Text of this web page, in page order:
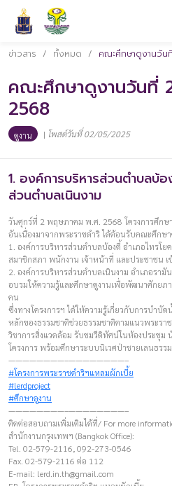
ข่าวสาร / ทั้งหมด / คณะศึกษาดูงานวั
คณะศึกษาดูงานวันที่
2568
ดูงาน | โพสต์วันที่ 02/05/2025
1. องค์การบริหารส่วนตำบลบ้
ส่วนตำบลเนินงาม
วันศุกร์ที่ 2 พฤษภาคม พ.ศ. 2568 โครงการศึก
อันเนื่องมาจากพระราชดำริ ได้ต้อนรับคณะศึกษ
1. องค์การบริหารส่วนตำบลบ้องตี้ อำเภอไทรโ
สมาชิกสภา พนักงาน เจ้าหน้าที่ และประชาชน
2. องค์การบริหารส่วนตำบลเนินงาม อำเภอรามั
อบรมให้ความรู้และศึกษาดูงานเพื่อพัฒนาศักยภ
คน
ซึ่งทางโครงการฯ ได้ให้ความรู้เกี่ยวกับการบำบั
หลักของธรรมชาติช่วยธรรมชาติตามแนวพระรา
วิชาการสิ่งแวดล้อม รับชมวีดิทัศน์ในห้องประชุม
โครงการ พร้อมศึกษาระบบนิเวศป่าชายเลนธรร
————————–————————–
#โครงการพระราชดำริฯแหลมผักเบี้ย
#lerdproject
#ศึกษาดูงาน
————————–————————–
ติดต่อสอบถามเพิ่มเติมได้ที่/ For more
สำนักงานกรุงเทพฯ (Bangkok Office):
Tel. 02-579-2116, 092-273-0546
Fax. 02-579-2116 ต่อ 112
E-mail: lerd.in.th@gmail.com